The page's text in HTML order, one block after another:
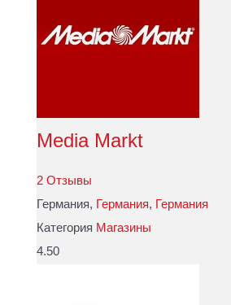
Media Markt
2 Отзывы
Германия, Германия, Германия
Категория Магазины
4.50